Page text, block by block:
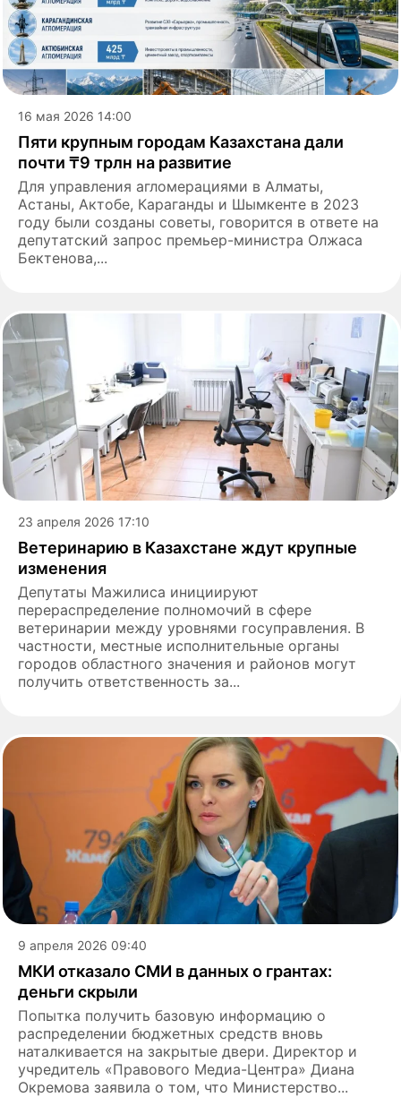
16 мая 2026 14:00
Пяти крупным городам Казахстана дали
почти ₸9 трлн на развитие
Для управления агломерациями в Алматы,
Астаны, Актобе, Караганды и Шымкенте в 2023
году были созданы советы, говорится в ответе на
депутатский запрос премьер-министра Олжаса
Бектенова,...
23 апреля 2026 17:10
Ветеринарию в Казахстане ждут крупные
изменения
Депутаты Мажилиса инициируют
перераспределение полномочий в сфере
ветеринарии между уровнями госуправления. В
частности, местные исполнительные органы
городов областного значения и районов могут
получить ответственность за...
9 апреля 2026 09:40
МКИ отказало СМИ в данных о грантах:
деньги скрыли
Попытка получить базовую информацию о
распределении бюджетных средств вновь
наталкивается на закрытые двери. Директор и
учредитель «Правового Медиа-Центра» Диана
Окремова заявила о том, что Министерство...